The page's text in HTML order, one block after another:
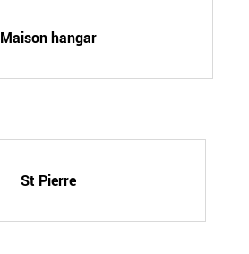
Maison hangar
St Pierre